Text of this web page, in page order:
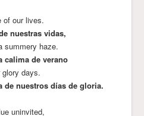
of our lives.
nuestras vidas,
summery haze.
calima de verano
days.
de nuestros días de gloria.
uninvited,